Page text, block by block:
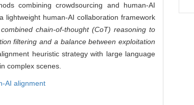
combining crowdsourcing and human-AI
lightweight human-AI collaboration framework
chain-of-thought (CoT) reasoning to
filtering and a balance between exploitation
heuristic strategy with large language
complex scenes.
AI alignment